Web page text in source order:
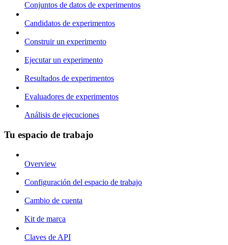
Conjuntos de datos de experimentos
Candidatos de experimentos
Construir un experimento
Ejecutar un experimento
Resultados de experimentos
Evaluadores de experimentos
Análisis de ejecuciones
Tu espacio de trabajo
Overview
Configuración del espacio de trabajo
Cambio de cuenta
Kit de marca
Claves de API